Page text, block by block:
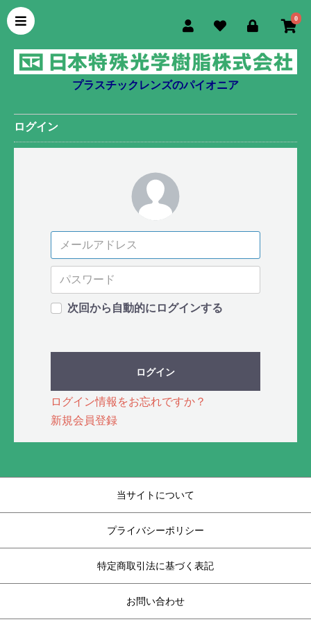
0
プラスチックレンズのパイオニア
ログイン
次回から自動的にログインする
ログイン
ログイン情報をお忘れですか？
新規会員登録
当サイトについて
プライバシーポリシー
特定商取引法に基づく表記
お問い合わせ